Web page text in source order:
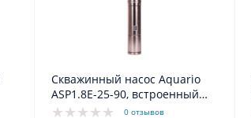
Скважинный насос Aquario
ASP1.8Е-25-90, встроенный
конденсатор, кабель 25м
0 отзывов